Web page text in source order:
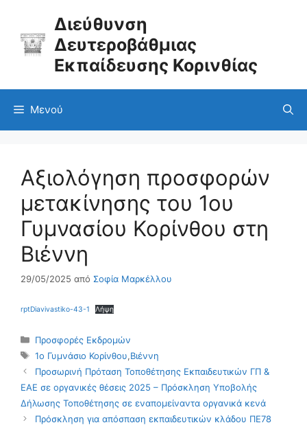
Διεύθυνση
Δευτεροβάθμιας
Εκπαίδευσης Κορινθίας
Μενού
Αξιολόγηση προσφορών
μετακίνησης του 1ου
Γυμνασίου Κορίνθου στη
Βιέννη
29/05/2025 από Σοφία Μαρκέλλου
rptDiavivastiko-43-1 Λήψη
Κατηγορίες
Προσφορές Εκδρομών
Ετικέτες
1ο Γυμνάσιο Κορίνθου,Βιέννη
Προσωρινή Πρόταση Τοποθέτησης Εκπαιδευτικών ΓΠ &
ΕΑΕ σε οργανικές θέσεις 2025 – Πρόσκληση Υποβολής
Δήλωσης Τοποθέτησης σε εναπομείναντα οργανικά κενά
Πρόσκληση για απόσπαση εκπαιδευτικών κλάδου ΠΕ78